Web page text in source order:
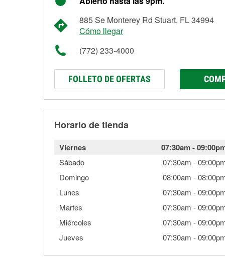
885 Se Monterey Rd Stuart, FL 34994
Cómo llegar
(772) 233-4000
FOLLETO DE OFERTAS
Horario de tienda
Viernes 07:30am-
Sábado 07:30am -
Domingo
08:00am -
Lunes
07:30am -
Martes
07:30am -
Miércoles
07:30am -
Jueves
07:30am -